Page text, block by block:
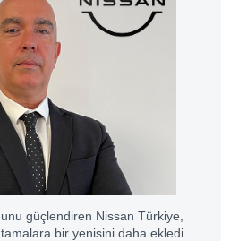
güçlendiren Nissan Türkiye,
bir yenisini daha ekledi.